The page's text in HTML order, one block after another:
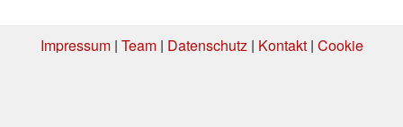
Impressum| Team| Datenschutz| Kontakt| Cookie